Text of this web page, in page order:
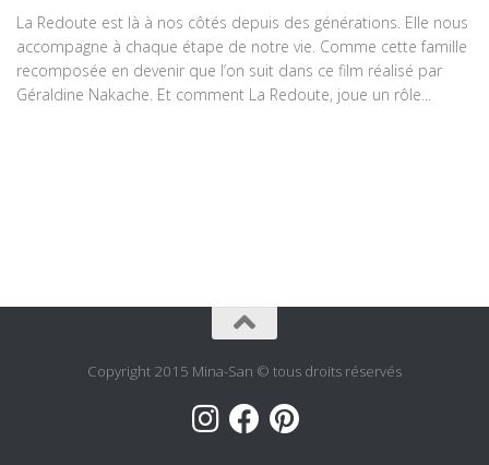
La Redoute est là à nos côtés depuis des générations. Elle nous
accompagne à chaque étape de notre vie. Comme cette famille
recomposée en devenir que l’on suit dans ce film réalisé par
Géraldine Nakache. Et comment La Redoute, joue un rôle...
Copyright 2015 Mina-San © tous droits réservés